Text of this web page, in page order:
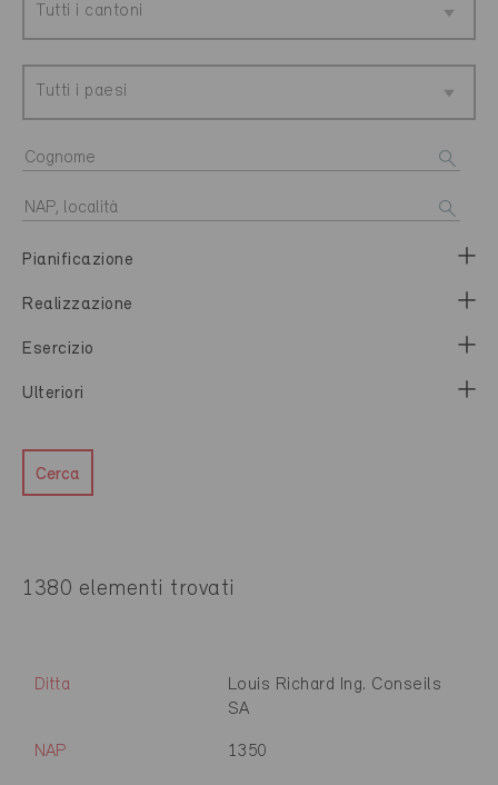
Tutti i cantoni
Tutti i paesi
Pianificazione
Realizzazione
Esercizio
Ulteriori
Cerca
1380 elementi trovati
Ditta
Louis Richard Ing. Conseils
SA
NAP 1350